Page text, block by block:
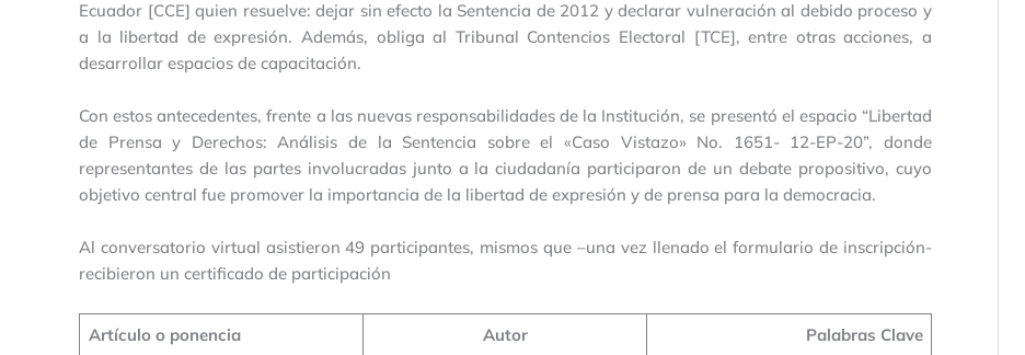
Ecuador [CCE] quien resuelve: dejar sin efecto la Sentencia de 2012 y declarar vulneración al debido proceso y
a la libertad de expresión. Además, obliga al Tribunal Contencios Electoral [TCE], entre otras acciones, a
desarrollar espacios de capacitación.
Con estos antecedentes, frente a las nuevas responsabilidades de la Institución, se presentó el espacio “Libertad
de Prensa y Derechos: Análisis de la Sentencia sobre el «Caso Vistazo» No. 1651- 12-EP-20”, donde
representantes de las partes involucradas junto a la ciudadanía participaron de un debate propositivo, cuyo
objetivo central fue promover la importancia de la libertad de expresión y de prensa para la democracia.
Al conversatorio virtual asistieron 49 participantes, mismos que –una vez llenado el formulario de inscripción-
recibieron un certificado de participación
Artículo o ponencia Autor Palabras Clave